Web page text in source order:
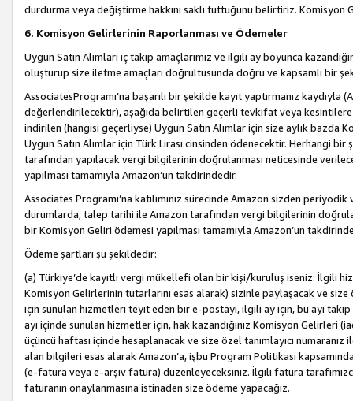
durdurma veya değiştirme hakkını saklı tuttuğunu belirtiriz. Komisyon
6. Komisyon Gelirlerinin Raporlanması ve Ödemeler
Uygun Satın Alımları iç takip amaçlarımız ve ilgili ay boyunca
oluşturup size iletme amaçları doğrultusunda doğru ve kapsamlı bir
AssociatesProgramı’na başarılı bir şekilde kayıt yaptırmanız
değerlendirilecektir), aşağıda belirtilen geçerli tevkifat veya
indirilen (hangisi geçerliyse) Uygun Satın Alımlar için size aylık
Uygun Satın Alımlar için Türk Lirası cinsinden ödenecektir. Herhangi
tarafından yapılacak vergi bilgilerinin doğrulanması neticesinde
yapılması tamamıyla Amazon’un takdirindedir.
Associates Programı’na katılımınız sürecinde Amazon sizden
durumlarda, talep tarihi ile Amazon tarafından vergi bilgilerinin
bir Komisyon Geliri ödemesi yapılması tamamıyla Amazon’un
Ödeme şartları şu şekildedir:
(a) Türkiye’de kayıtlı vergi mükellefi olan bir kişi/kuruluş iseniz: İlgili
Komisyon Gelirlerinin tutarlarını esas alarak) sizinle paylaşacak ve
için sunulan hizmetleri teyit eden bir e-postayı, ilgili ay için, bu ayı
ayı içinde sunulan hizmetler için, hak kazandığınız Komisyon Gelirleri
üçüncü haftası içinde hesaplanacak ve size özel tanımlayıcı
alan bilgileri esas alarak Amazon’a, işbu Program Politikası
(e-fatura veya e-arşiv fatura) düzenleyeceksiniz. İlgili fatura
faturanın onaylanmasına istinaden size ödeme yapacağız.